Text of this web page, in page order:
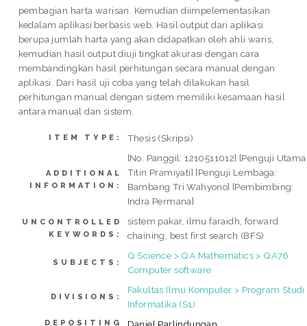
pembagian harta warisan. Kemudian diimpelementasikan
kedalam aplikasi berbasis web. Hasil output dari aplikasi
berupa jumlah harta yang akan didapatkan oleh ahli waris,
kemudian hasil output diuji tingkat akurasi dengan cara
membandingkan hasil perhitungan secara manual dengan
aplikasi. Dari hasil uji coba yang telah dilakukan hasil
perhitungan manual dengan sistem memiliki kesamaan hasil
antara manual dan sistem.
ITEM TYPE: Thesis (Skripsi)
ADDITIONAL
INFORMATION:
[No. Panggil: 1210511012] [Penguji
Titin Pramiyati] [Penguji Lembaga:
Bambang Tri Wahyono] [Pembimbing:
Indra Permana]
UNCONTROLLED
KEYWORDS:
sistem pakar, ilmu faraidh, forward
chaining, best first search (BFS)
SUBJECTS:
Q Science > QA Mathematics > QA76
Computer software
DIVISIONS:
Fakultas Ilmu Komputer > Program Studi
Informatika (S1)
DEPOSITING